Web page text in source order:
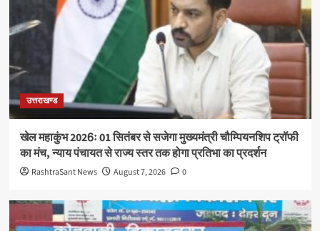
उत्तराखण्ड
खेल महाकुंभ 2026ः 01 सितंबर से सजेगा मुख्यमंत्री चौम्पियनशिप ट्रॉफी
का मंच, न्याय पंचायत से राज्य स्तर तक होगा प्रतिभा का प्रदर्शन
RashtraSant News August 7, 2026 0